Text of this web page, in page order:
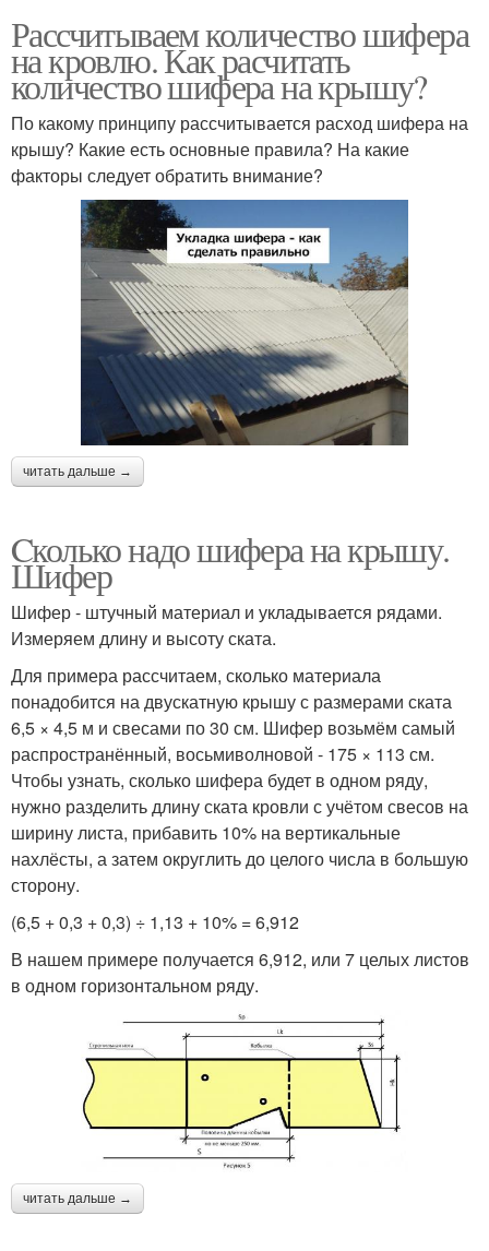
Рассчитываем количество шифера
на кровлю. Как расчитать
количество шифера на крышу?
По какому принципу рассчитывается расход шифера на
крышу? Какие есть основные правила? На какие
факторы следует обратить внимание?
читать дальше →
Cколько надо шифера на крышу.
Шифер
Шифер - штучный материал и укладывается рядами.
Измеряем длину и высоту ската.
Для примера рассчитаем, сколько материала
понадобится на двускатную крышу с размерами ската
6,5 × 4,5 м и свесами по 30 см. Шифер возьмём самый
распространённый, восьмиволновой - 175 × 113 см.
Чтобы узнать, сколько шифера будет в одном ряду,
нужно разделить длину ската кровли с учётом свесов на
ширину листа, прибавить 10% на вертикальные
нахлёсты, а затем округлить до целого числа в большую
сторону.
(6,5 + 0,3 + 0,3) ÷ 1,13 + 10% = 6,912
В нашем примере получается 6,912, или 7 целых листов
в одном горизонтальном ряду.
читать дальше →